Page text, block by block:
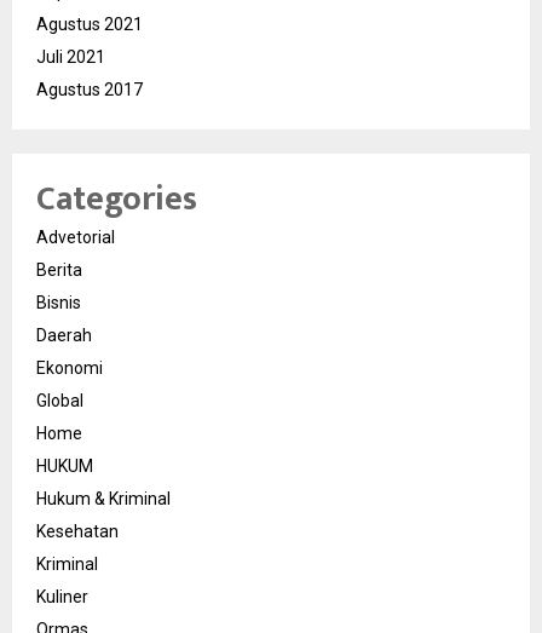
Agustus 2021
Juli 2021
Agustus 2017
Categories
Advetorial
Berita
Bisnis
Daerah
Ekonomi
Global
Home
HUKUM
Hukum & Kriminal
Kesehatan
Kriminal
Kuliner